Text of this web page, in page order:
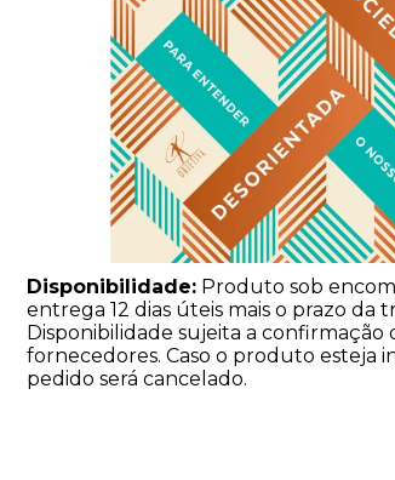
Disponibilidade: Produto sob
entrega 12 dias úteis mais o prazo da
Disponibilidade sujeita a confirmação
fornecedores. Caso o produto esteja
pedido será cancelado.